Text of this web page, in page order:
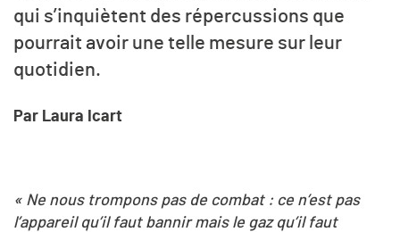
qui s’inquiètent des répercussions que
pourrait avoir une telle mesure sur leur
quotidien.
Par Laura Icart
« Ne nous trompons pas de combat : ce n’est pas
l’appareil qu’il faut bannir mais le gaz qu’il faut